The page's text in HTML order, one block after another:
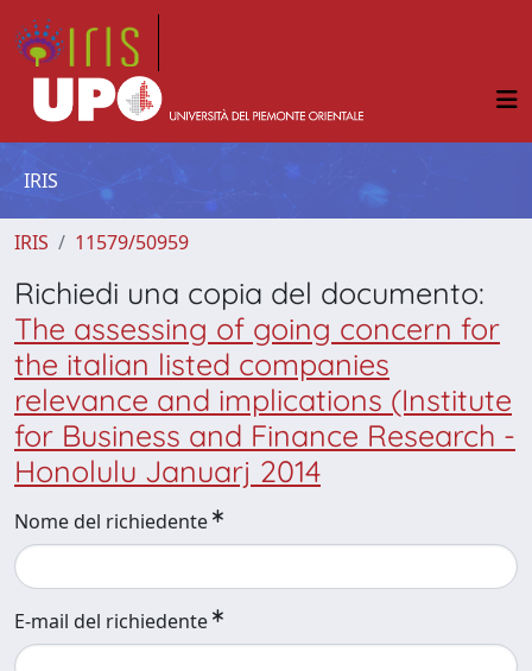
IRIS
IRIS 11579/50959
Richiedi una copia del documento:
The assessing of going concern for
the italian listed companies
relevance and implications (Institute
for Business and Finance Research -
Honolulu Januarj 2014
Nome del richiedente
E-mail del richiedente